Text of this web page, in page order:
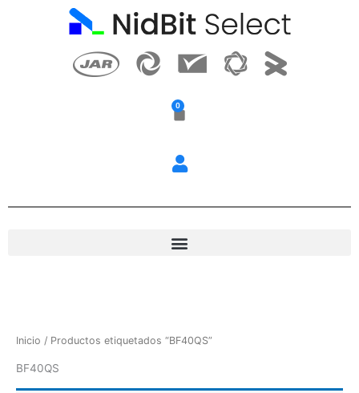
0
Carrito
Inicio / Productos etiquetados “BF40QS”
BF40QS